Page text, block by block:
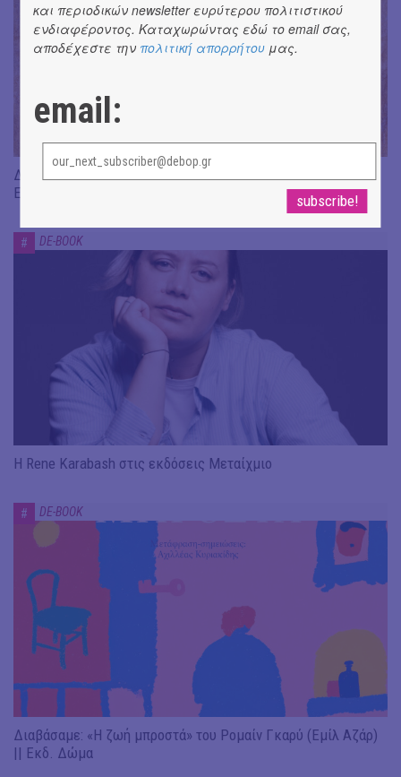
Διαβάσαμε: «Η πηγή των δακρύων» του Jean-Paul Dubois ||
Εκδ. Δώμα
# DE-BOOK
Η Rene Karabash στις εκδόσεις Μεταίχμιο
# DE-BOOK
Διαβάσαμε: «Η ζωή μπροστά» του Ρομαίν Γκαρύ (Εμίλ Αζάρ)
|| Εκδ. Δώμα
και περιοδικών newsletter ευρύτερου πολιτιστικού
ενδιαφέροντος. Καταχωρώντας εδώ το email σας,
αποδέχεστε την πολιτική απορρήτου μας.
email: